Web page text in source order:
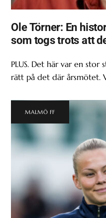
Ole Törner: En
som togs trots att
PLUS. Det här var en stor
rätt på det där årsmötet.
MALMÖ FF